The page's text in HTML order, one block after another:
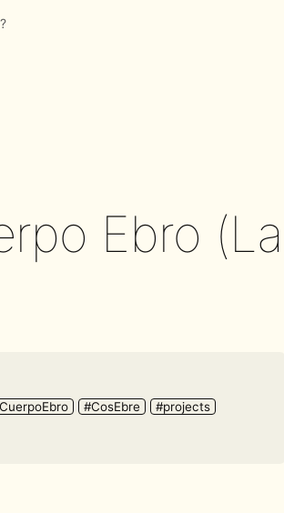
Ebro (La
#CosEbre
#projects